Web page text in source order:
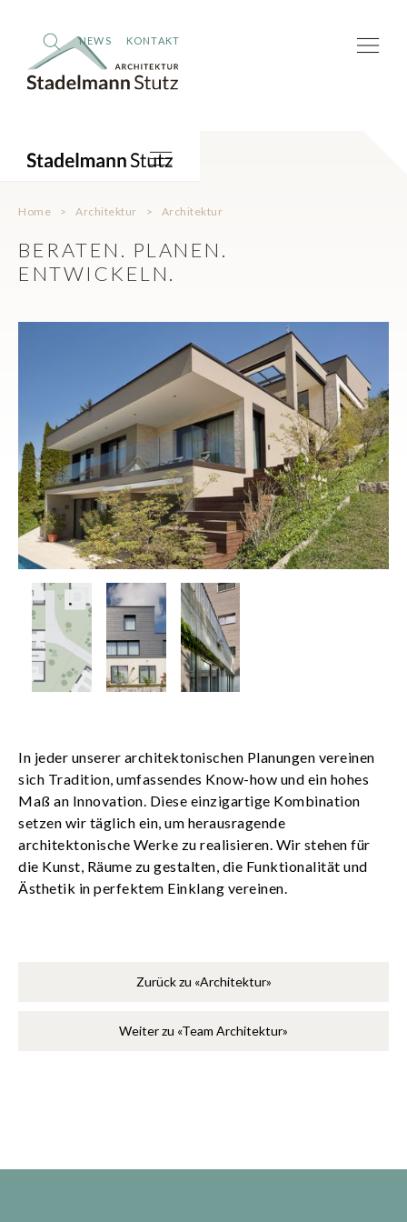
NEWS KONTAKT
Home > Architektur > Architektur
BERATEN. PLANEN.
ENTWICKELN.
In jeder unserer architektonischen Planungen vereinen
sich Tradition, umfassendes Know-how und ein hohes
Maß an Innovation. Diese einzigartige Kombination
setzen wir täglich ein, um herausragende
architektonische Werke zu realisieren. Wir stehen für
die Kunst, Räume zu gestalten, die Funktionalität und
Ästhetik in perfektem Einklang vereinen.
Zurück zu «Architektur»
Weiter zu «Team Architektur»